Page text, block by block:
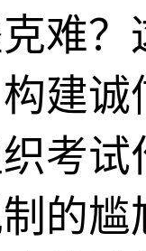
难
建
织考
的